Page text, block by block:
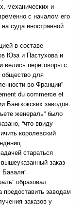
механических и
с началом его
суда иностранной
в составе
Юза и Пастухова и
велись переговоры с
общество для
во Франции” —
du commerce et
Бангкокских заводов.
женераль” было
“что ввиду
королевский
стараться
заказ
образовал
заводам
заказов у